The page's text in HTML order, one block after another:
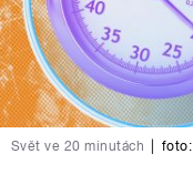
Svět ve 20 minutách foto: